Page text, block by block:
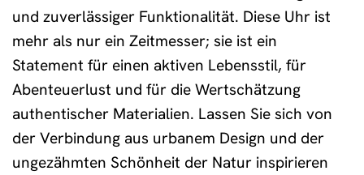
und zuverlässiger Funktionalität. Diese Uhr ist
mehr als nur ein Zeitmesser; sie ist ein
Statement für einen aktiven Lebensstil, für
Abenteuerlust und für die Wertschätzung
authentischer Materialien. Lassen Sie sich von
der Verbindung aus urbanem Design und der
ungezähmten Schönheit der Natur inspirieren